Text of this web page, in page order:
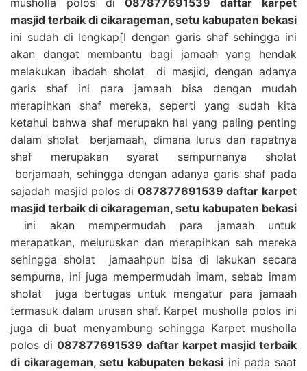
masjid terbaik di cikarageman, setu kabupaten bekasi
ini sudah di lengkap[I dengan garis shaf sehingga ini
akan dangat membantu bagi jamaah yang hendak
melakukan ibadah sholat di masjid, dengan adanya
garis shaf ini para jamaah bisa dengan mudah
merapihkan shaf mereka, seperti yang sudah kita
ketahui bahwa shaf merupakn hal yang paling penting
dalam sholat berjamaah, dimana lurus dan rapatnya
shaf merupakan syarat sempurnanya sholat
berjamaah, sehingga dengan adanya garis shaf pada
sajadah masjid polos di 087877691539 daftar karpet
masjid terbaik di cikarageman, setu kabupaten bekasi
ini akan mempermudah para jamaah untuk
merapatkan, meluruskan dan merapihkan sah mereka
sehingga sholat jamaahpun bisa di lakukan secara
sempurna, ini juga mempermudah imam, sebab imam
sholat juga bertugas untuk mengatur para jamaah
termasuk dalam urusan shaf. Karpet musholla polos ini
juga di buat menyambung sehingga Karpet musholla
polos di087877691539 daftar karpet masjid terbaik
di cikarageman, setu kabupaten bekasiini pada saat